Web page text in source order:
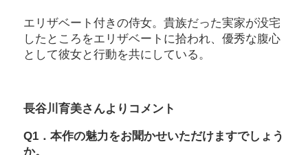
エリザベート付きの侍女。貴族だった実家が没宅
したところをエリザベートに拾われ、優秀な腹心
として彼女と行動を共にしている。
長谷川育美さんよりコメント
Q1．本作の魅力をお聞かせいただけますでしょう
か。